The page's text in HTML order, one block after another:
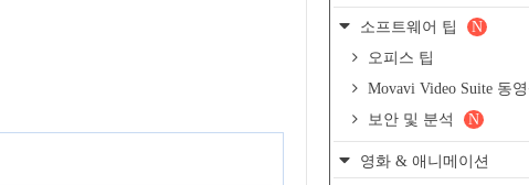
소프트웨어 팁
N
오피스 팁
Movavi Video Suite 동
보안 및 분석
N
영화 & 애니메이션